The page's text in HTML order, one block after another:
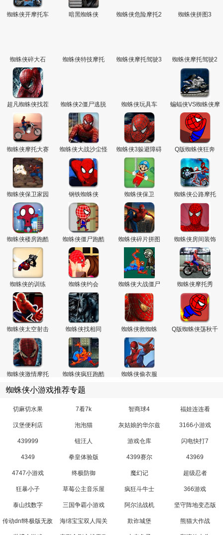
页
蜘蛛侠开摩托车 暗黑蜘蛛侠 蜘蛛侠危险摩托2 蜘蛛侠拼图3
蜘蛛侠碎大石 蜘蛛侠特技摩托 蜘蛛侠摩托驾驶3 蜘蛛侠摩托驾驶2
超凡蜘蛛侠找茬 蜘蛛侠2僵尸逃脱 蜘蛛侠玩具车
蝙蝠侠VS蜘蛛侠摩
托赛
蜘蛛侠摩托大赛 蜘蛛侠大战沙尘怪 蜘蛛侠3躲避障碍 Q版蜘蛛侠狂奔
蜘蛛侠保卫家园 钢铁蜘蛛侠 蜘蛛侠保卫 蜘蛛侠公路摩托
蜘蛛侠楼房跑酷 蜘蛛侠僵尸跑酷 蜘蛛侠碎片拼图 蜘蛛侠房间装饰
蜘蛛侠的训练 蜘蛛侠约会 蜘蛛侠大战僵尸 蜘蛛侠摩托秀
蜘蛛侠太空射击 蜘蛛侠找相同 蜘蛛侠救蜘蛛 Q版蜘蛛侠荡秋千
蜘蛛侠激情摩托 蜘蛛侠疯狂跑酷 蜘蛛侠偷衣服
蜘蛛侠小游戏推荐专题
切麻切水果 7看7k 智商球4 福娃连连看
汉堡便利店 泡泡猫 灰姑娘的华尔兹 3166小游戏
439999 钮汪人 游戏仓库 闪电快打7
4349 拳皇体验版 4399赛尔 43969
4747小游戏 终极防御 魔幻记 超级忍者
狂暴小子 草莓公主音乐屋 疯狂斗牛士 366游戏
泰山找数字 三国争霸小游戏 阿尔法战机 坚守阵地变态版
传动dnf终极版无敌
版
海绵宝宝双人闯关 欺诈城堡 熊猫大作战